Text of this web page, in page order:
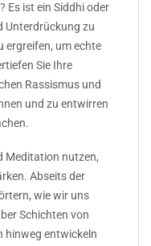
Es ist ein Siddhi oder
Unterdrückung zu
ergreifen, um echte
Sie Ihre
Rassismus und
und zu entwirren
Meditation nutzen,
Abseits der
wie wir uns
Schichten von
hinweg entwickeln